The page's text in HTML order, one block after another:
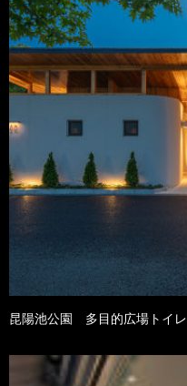
昆陽池公園 多目的広場トイレ